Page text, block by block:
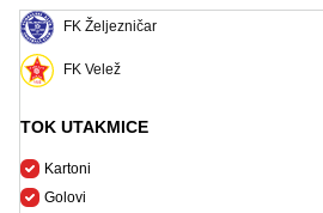
FK Željezničar
FK Velež
TOK UTAKMICE
Kartoni
Golovi